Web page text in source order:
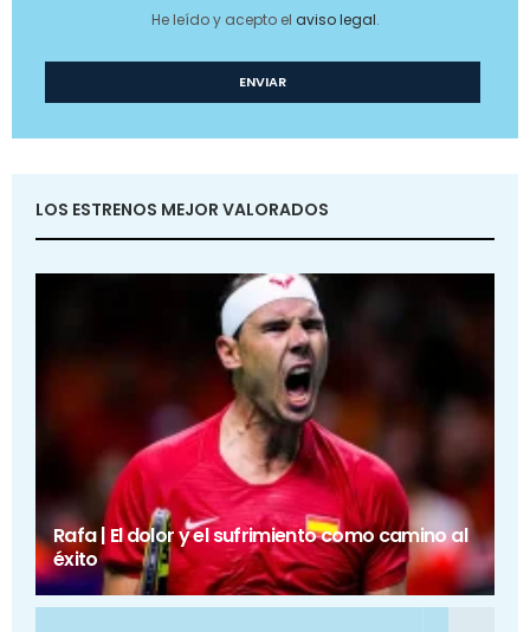
He leído y acepto el aviso legal.
LOS ESTRENOS MEJOR VALORADOS
Rafa | El dolor y el sufrimiento como camino al
éxito